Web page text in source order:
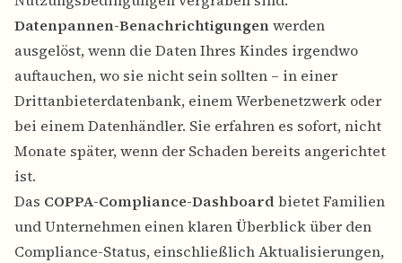
Datenpannen-Benachrichtigungenwerden
ausgelöst, wenn die Daten Ihres Kindes irgendwo
auftauchen, wo sie nicht sein sollten – in einer
Drittanbieterdatenbank, einem Werbenetzwerk oder
bei einem Datenhändler. Sie erfahren es sofort, nicht
Monate später, wenn der Schaden bereits angerichtet
ist.
Das COPPA-Compliance-Dashboard bietet Familien
und Unternehmen einen klaren Überblick über den
Compliance-Status, einschließlich Aktualisierungen,